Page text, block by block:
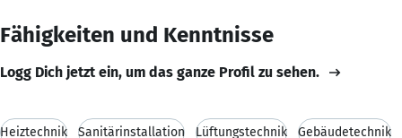
Fähigkeiten und Kenntnisse
Logg Dich jetzt ein, um das ganze Profil zu sehen.
Heiztechnik Sanitärinstallation Lüftungstechnik Gebäudetechnik